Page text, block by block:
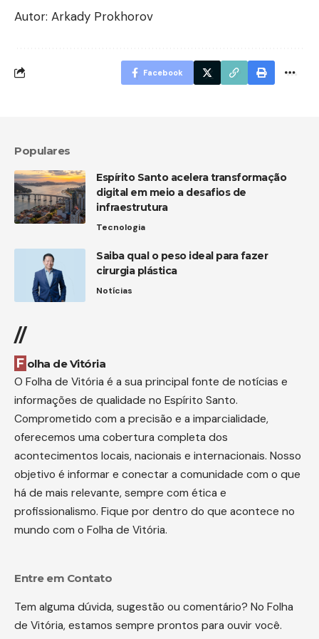
Autor: Arkady Prokhorov
Facebook
Populares
Espírito Santo acelera transformação
digital em meio a desafios de
infraestrutura
Tecnologia
Saiba qual o peso ideal para fazer
cirurgia plástica
Notícias
//
Folha de Vitória
O Folha de Vitória é a sua principal fonte de notícias e
informações de qualidade no Espírito Santo.
Comprometido com a precisão e a imparcialidade,
oferecemos uma cobertura completa dos
acontecimentos locais, nacionais e internacionais. Nosso
objetivo é informar e conectar a comunidade com o que
há de mais relevante, sempre com ética e
profissionalismo. Fique por dentro do que acontece no
mundo com o Folha de Vitória.
Entre em Contato
Tem alguma dúvida, sugestão ou comentário? No Folha
de Vitória, estamos sempre prontos para ouvir você.